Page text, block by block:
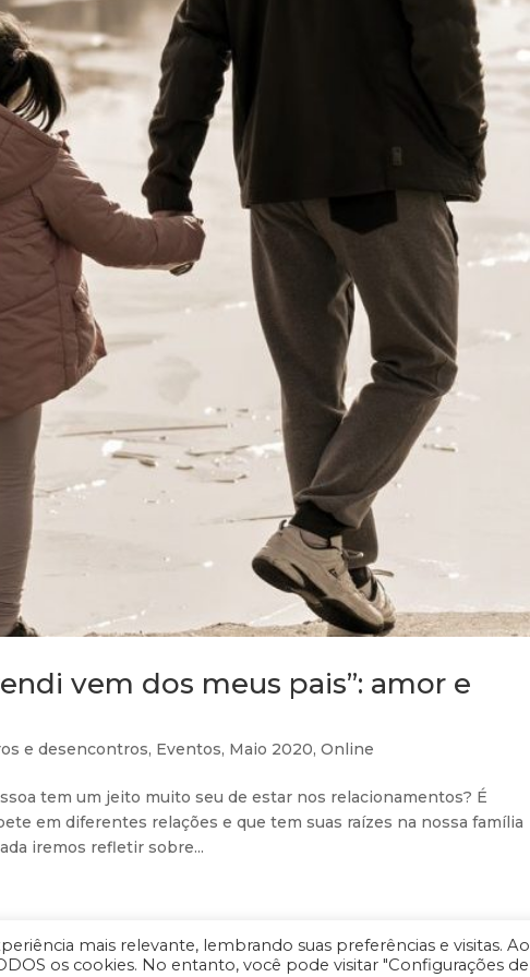
vem dos meus pais”: amor e
e desencontros, Eventos, Maio 2020,Online
tem um jeito muito seu de estar nos relacionamentos? É
em diferentes relações e que tem suas raízes na nossa família
iremos refletir sobre...
mais relevante, lembrando suas preferências e visitas. Ao
os cookies. No entanto, você pode visitar "Configurações de